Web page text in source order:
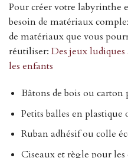
Pour créer votre labyrinthe
besoin de matériaux
de matériaux que vous
réutiliser: Des jeux
les enfants
Bâtons de bois ou
Petits balles en plastique
Ruban adhésif ou colle
Ciseaux et règle pour les